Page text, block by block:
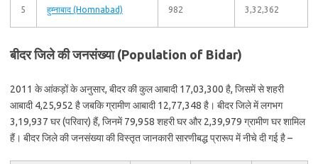
5 हुम्नाबाद (Homnabad) 982 3,32,362
बीदर जिले की जनसंख्या (Population of Bidar)
2011 के आंकड़ों के अनुसार, बीदर की कुल आबादी 17,03,300 है, जिसमें से शहरी
आबादी 4,25,952 है जबकि ग्रामीण आबादी 12,77,348 है। बीदर जिले में लगभग
3,19,937 घर (परिवार) हैं, जिनमें 79,958 शहरी घर और 2,39,979 ग्रामीण घर शामिल
हैं। बीदर जिले की जनसंख्या की विस्तृत जानकारी सारणीबद्ध प्रारूप में नीचे दी गई है –